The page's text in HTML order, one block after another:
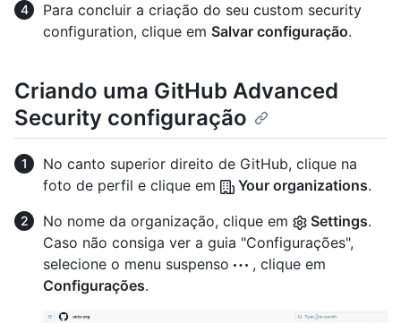
Para concluir a criação do seu custom security
configuration, clique em Salvar configuração.
Criando uma GitHub Advanced
Security configuração
No canto superior direito de GitHub, clique na
foto de perfil e clique em
Your organizations.
No nome da organização, clique em
Settings.
Caso não consiga ver a guia "Configurações",
selecione o menu suspenso
, clique em
Configurações.